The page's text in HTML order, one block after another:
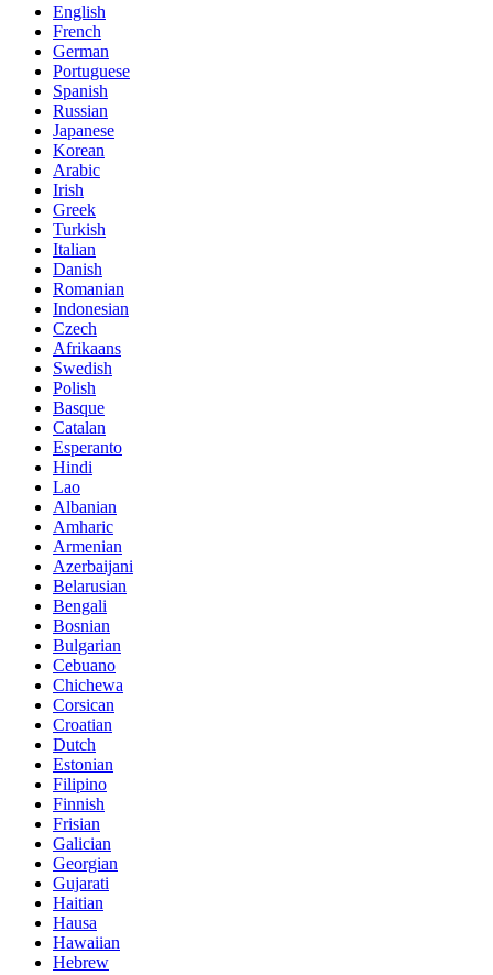
English
French
German
Portuguese
Spanish
Russian
Japanese
Korean
Arabic
Irish
Greek
Turkish
Italian
Danish
Romanian
Indonesian
Czech
Afrikaans
Swedish
Polish
Basque
Catalan
Esperanto
Hindi
Lao
Albanian
Amharic
Armenian
Azerbaijani
Belarusian
Bengali
Bosnian
Bulgarian
Cebuano
Chichewa
Corsican
Croatian
Dutch
Estonian
Filipino
Finnish
Frisian
Galician
Georgian
Gujarati
Haitian
Hausa
Hawaiian
Hebrew